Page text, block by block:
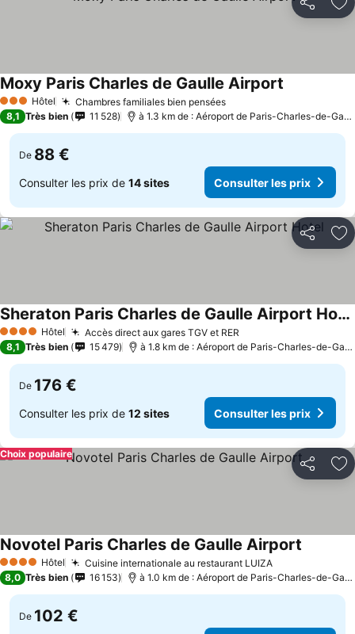
Partager
3 ÉtoilesHôtel Chambres familiales bien pensées
Moxy Paris Charles de Gaulle Airport
8,1 Très bien 11 528 à 1.3 km de : Aéroport de Paris-Charles-de-Gaulle
De 88 €
Consulter les prix de 14 sites Consulter les prix
Partager
4 Étoiles Hôtel Accès direct aux gares TGV et RER
Sheraton Paris Charles de Gaulle Airport Hotel
8,1 Très bien 15 479 à 1.8 km de : Aéroport de Paris-Charles-de-Gaulle
De 176 €
Consulter les prix de 12 sites Consulter les prix
Partager
Choix populaire
4 Étoiles Hôtel Cuisine internationale au restaurant LUIZA
Novotel Paris Charles de Gaulle Airport
8,0 Très bien 16 153 à 1.0 km de : Aéroport de Paris-Charles-de-Gaulle
De 102 €